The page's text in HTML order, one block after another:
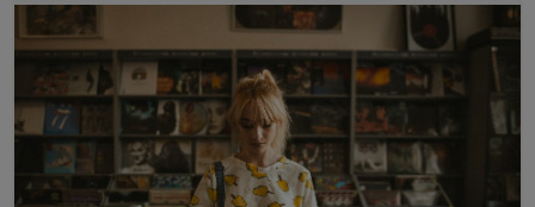
współtworzeniu rodzimej sceny.